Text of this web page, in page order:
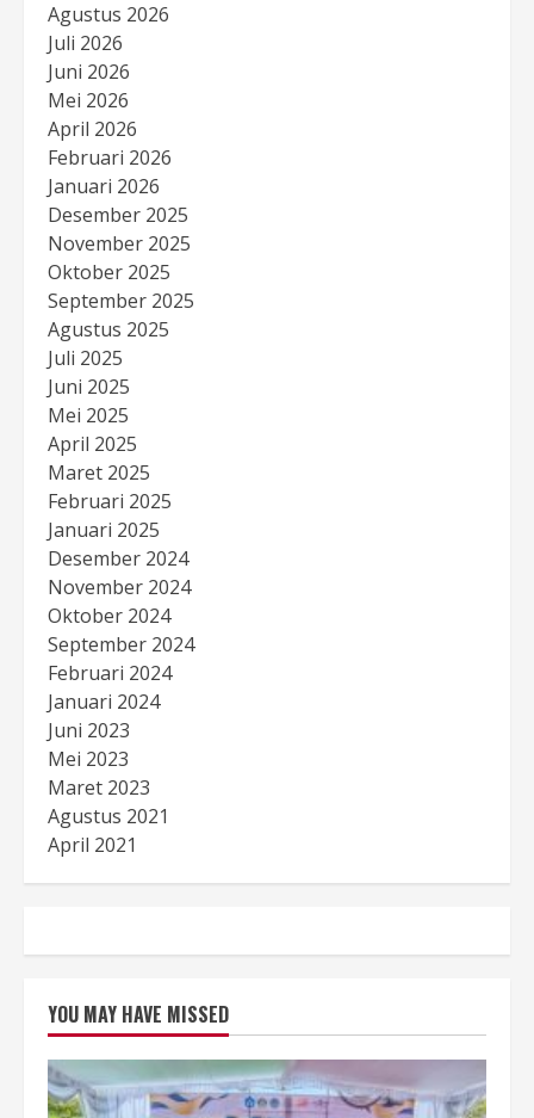
Agustus 2026
Juli 2026
Juni 2026
Mei 2026
April 2026
Februari 2026
Januari 2026
Desember 2025
November 2025
Oktober 2025
September 2025
Agustus 2025
Juli 2025
Juni 2025
Mei 2025
April 2025
Maret 2025
Februari 2025
Januari 2025
Desember 2024
November 2024
Oktober 2024
September 2024
Februari 2024
Januari 2024
Juni 2023
Mei 2023
Maret 2023
Agustus 2021
April 2021
YOU MAY HAVE MISSED